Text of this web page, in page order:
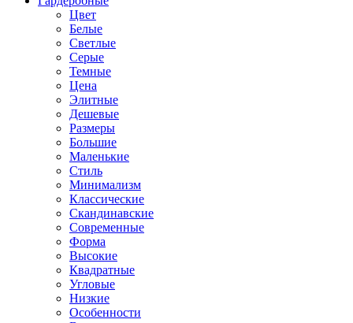
Цвет
Белые
Светлые
Серые
Темные
Цена
Элитные
Дешевые
Размеры
Большие
Маленькие
Стиль
Минимализм
Классические
Скандинавские
Современные
Форма
Высокие
Квадратные
Угловые
Низкие
Особенности